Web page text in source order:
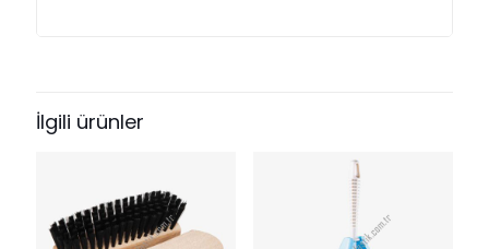
İlgili ürünler